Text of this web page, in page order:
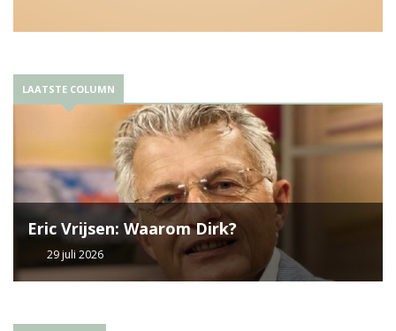
LAATSTE COLUMN
Eric Vrijsen: Waarom Dirk?
29 juli 2026